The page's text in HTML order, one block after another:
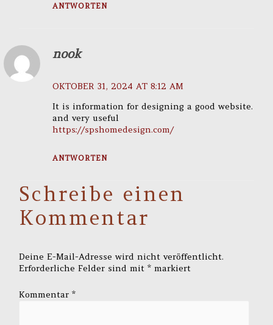
ANTWORTEN
nook
OKTOBER 31, 2024 AT 8:12 AM
It is information for designing a good website.
and very useful
https://spshomedesign.com/
ANTWORTEN
Schreibe einen
Kommentar
Deine E-Mail-Adresse wird nicht veröffentlicht.
Erforderliche Felder sind mit* markiert
Kommentar*